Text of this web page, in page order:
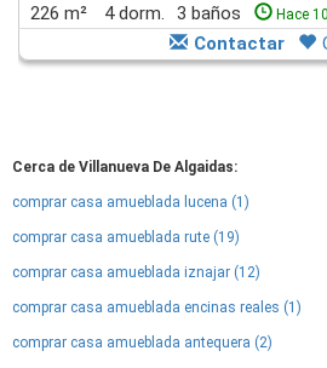
226 m² 4 dorm. 3 baños Hace
Contactar
Cerca de Villanueva De Algaidas:
comprar casa amueblada lucena (1)
comprar casa amueblada rute (19)
comprar casa amueblada iznajar (12)
comprar casa amueblada encinas reales (1)
comprar casa amueblada antequera (2)